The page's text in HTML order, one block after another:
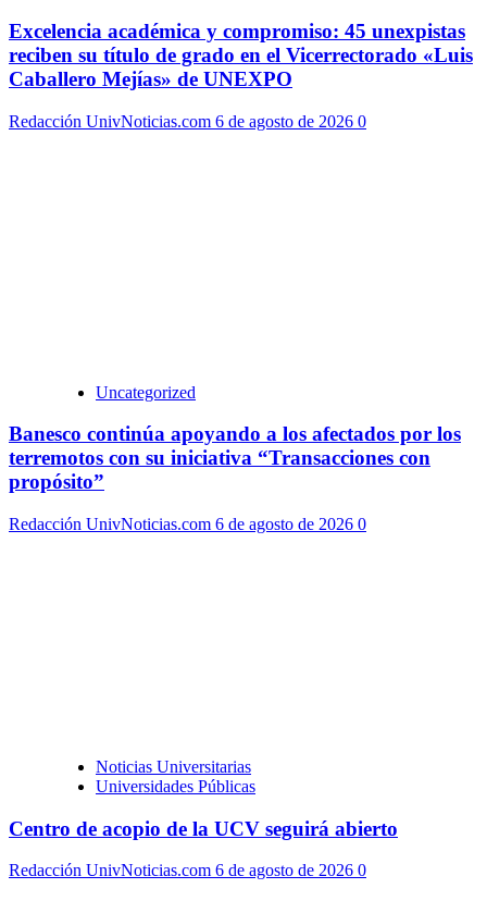
Excelencia académica y compromiso: 45 unexpistas
reciben su título de grado en el Vicerrectorado «Luis
Caballero Mejías» de UNEXPO
Redacción UnivNoticias.com 6 de agosto de 2026 0
Uncategorized
Banesco continúa apoyando a los afectados por los
terremotos con su iniciativa “Transacciones con
propósito”
Redacción UnivNoticias.com 6 de agosto de 2026 0
Noticias Universitarias
Universidades Públicas
Centro de acopio de la UCV seguirá abierto
Redacción UnivNoticias.com 6 de agosto de 2026 0